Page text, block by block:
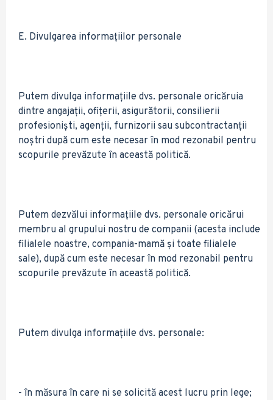
E. Divulgarea informațiilor personale
Putem divulga informațiile dvs. personale oricăruia
dintre angajații, ofițerii, asigurătorii, consilierii
profesioniști, agenții, furnizorii sau subcontractanții
noștri după cum este necesar în mod rezonabil pentru
scopurile prevăzute în această politică.
Putem dezvălui informațiile dvs. personale oricărui
membru al grupului nostru de companii (acesta include
filialele noastre, compania-mamă și toate filialele
sale), după cum este necesar în mod rezonabil pentru
scopurile prevăzute în această politică.
Putem divulga informațiile dvs. personale:
- în măsura în care ni se solicită acest lucru prin lege;